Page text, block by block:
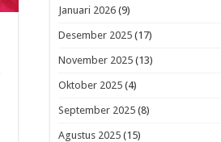
Januari 2026 (9)
Desember 2025 (17)
November 2025 (13)
Oktober 2025 (4)
September 2025 (8)
Agustus 2025 (15)